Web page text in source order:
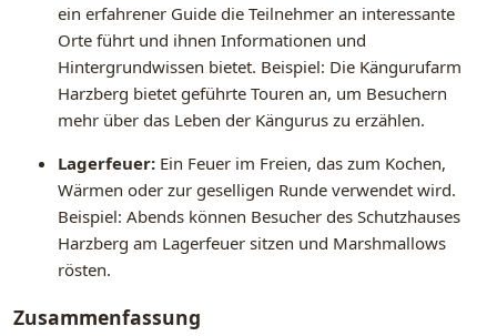
ein erfahrener Guide die Teilnehmer an interessante
Orte führt und ihnen Informationen und
Hintergrundwissen bietet. Beispiel: Die Kängurufarm
Harzberg bietet geführte Touren an, um Besuchern
mehr über das Leben der Kängurus zu erzählen.
Lagerfeuer: Ein Feuer im Freien, das zum Kochen,
Wärmen oder zur geselligen Runde verwendet wird.
Beispiel: Abends können Besucher des Schutzhauses
Harzberg am Lagerfeuer sitzen und Marshmallows
rösten.
Zusammenfassung